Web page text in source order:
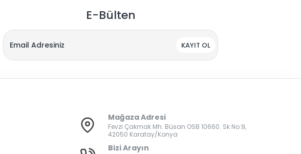
E-Bülten
KAYIT OL
Mağaza Adresi
Fevzi Çakmak Mh. Büsan OSB 10660. Sk No:9,
42050 Karatay/Konya
Bizi Arayın